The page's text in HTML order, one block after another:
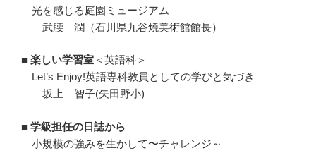
光を感じる庭園ミュージアム
武腰 潤（石川県九谷焼美術館館長）
■ 楽しい学習室 ＜英語科＞
Let’s Enjoy!英語専科教員としての学びと気づき
坂上 智子(矢田野小)
■ 学級担任の日誌から
小規模の強みを生かして〜チャレンジ～